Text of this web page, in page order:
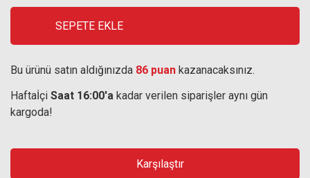
SEPETE EKLE
Bu ürünü satın aldığınızda 86 puan kazanacaksınız.
Haftaİçi Saat 16:00'a kadar verilen siparişler aynı gün
kargoda!
Karşılaştır